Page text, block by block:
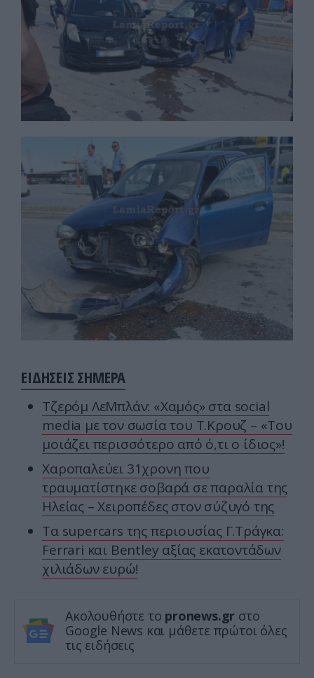
ΕΙΔΗΣΕΙΣ ΣΗΜΕΡΑ
Τζερόμ ΛεΜπλάν: «Χαμός» στα social
media με τον σωσία του Τ.Κρουζ – «Του
μοιάζει περισσότερο από ό,τι ο ίδιος»!
Χαροπαλεύει 31χρονη που
τραυματίστηκε σοβαρά σε παραλία της
Ηλείας – Χειροπέδες στον σύζυγό της
Τα supercars της περιουσίας Γ.Τράγκα:
Ferrari και Bentley αξίας εκατοντάδων
χιλιάδων ευρώ!
Ακολουθήστε το pronews.gr στο
Google News και μάθετε πρώτοι όλες
τις ειδήσεις